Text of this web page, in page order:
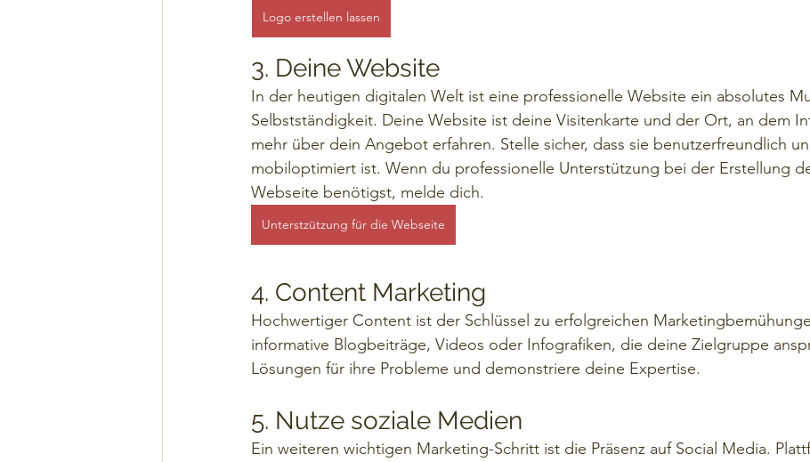
Logo erstellen lassen
3. Deine Website
In der heutigen digitalen Welt ist eine professionelle Website ein absolutes
Selbstständigkeit. Deine Website ist deine Visitenkarte und der Ort, an dem
mehr über dein Angebot erfahren. Stelle sicher, dass sie benutzerfreundlich
mobiloptimiert ist. Wenn du professionelle Unterstützung bei der Erstellung
Webseite benötigst, melde dich.
Unterstzützung für die Webseite
4. Content Marketing
Hochwertiger Content ist der Schlüssel zu erfolgreichen
informative Blogbeiträge, Videos oder Infografiken, die deine Zielgruppe
Lösungen für ihre Probleme und demonstriere deine Expertise.
5. Nutze soziale Medien
Ein weiteren wichtigen Marketing-Schritt ist die Präsenz auf Social Media.